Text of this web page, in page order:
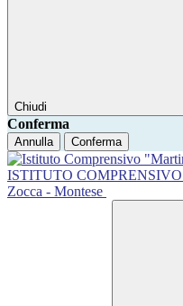
Chiudi
Conferma
Annulla Conferma
ISTITUTO COMPRENSIVO
Zocca - Montese